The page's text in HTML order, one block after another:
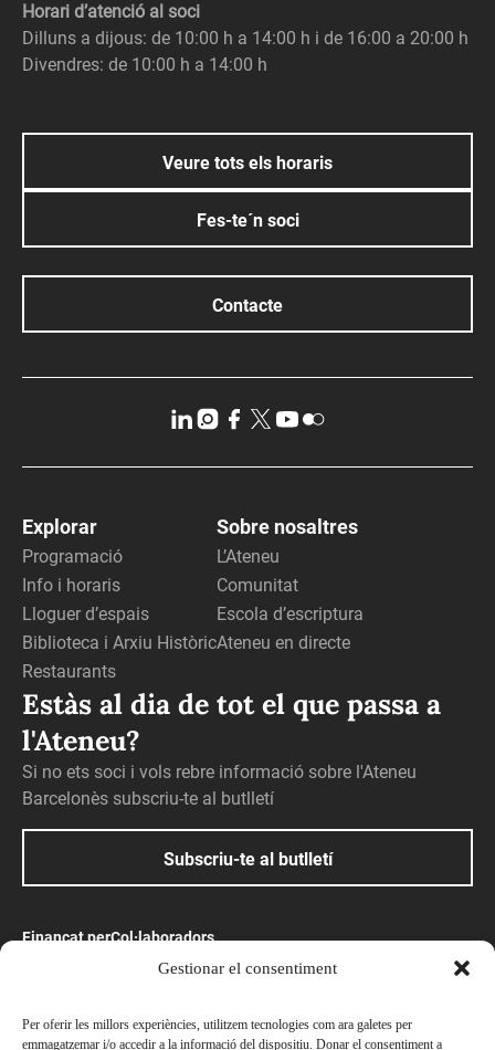
Gestionar el consentiment
Per oferir les millors experiències, utilitzem tecnologies com ara galetes per
emmagatzemar i/o accedir a la informació del dispositiu. Donar el consentiment a
Horari d’atenció al soci
Dilluns a dijous: de 10:00 h a 14:00 h i de 16:00 a 20:00 h
Divendres: de 10:00 h a 14:00 h
Veure tots els horaris
Fes-te´n soci
Contacte
Explorar
Programació
Info i horaris
Lloguer d’espais
Biblioteca i Arxiu Històric
Restaurants
Sobre nosaltres
L’Ateneu
Comunitat
Escola d’escriptura
Ateneu en directe
Estàs al dia de tot el que passa a
l'Ateneu?
Si no ets soci i vols rebre informació sobre l'Ateneu
Barcelonès subscriu-te al butlletí
Subscriu-te al butlletí
Finançat perCol·laboradors